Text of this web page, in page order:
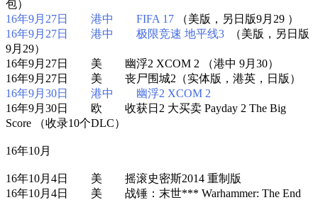
包）
16年9月27日 港中 FIFA 17 （美版，另日版9月29 ）
16年9月27日 港中 极限竞速 地平线3 （美版，另日版
9月29）
16年9月27日 美 幽浮2 XCOM 2 （港中 9月30）
16年9月27日 美 丧尸围城2（实体版，港英，日版）
16年9月30日 港中 幽浮2 XCOM 2
16年9月30日 欧 收获日2 大买卖 Payday 2 The Big
Score （收录10个DLC）
16年10月
16年10月4日 美 摇滚史密斯2014 重制版
16年10月4日 美 战锤：末世*** Warhammer: The End